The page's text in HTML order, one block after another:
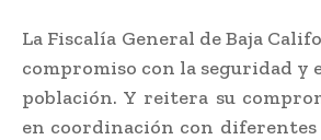
La Fiscalía General de Baja
compromiso con la seguridad y
población. Y reitera su
en coordinación con